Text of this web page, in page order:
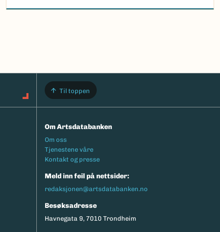
Til toppen
Om Artsdatabanken
Footermeny
Om oss
Tjenestene våre
Kontakt og presse
Meld inn feil på nettsider:
redaksjonen@artsdatabanken.no
Besøksadresse
Havnegata 9, 7010 Trondheim